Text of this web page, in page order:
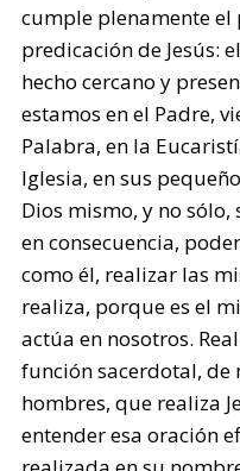
cumple plenamente
predicación de Jesús:
hecho cercano y
estamos en el Padre,
Palabra, en la
Iglesia, en sus
Dios mismo, y no sólo,
en consecuencia,
como él, realizar las
realiza, porque es el
actúa en nosotros.
función sacerdotal, de
hombres, que realiza
entender esa oración